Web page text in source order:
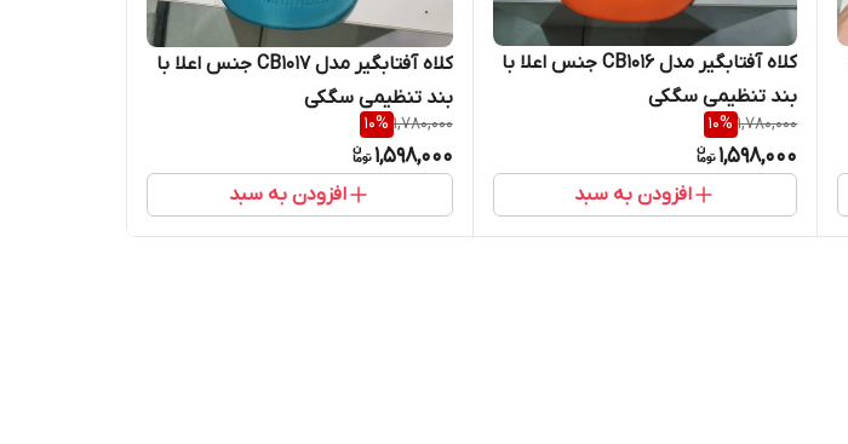
کلاه آفتابگیر مدل CB1016 جنس اعلا با
بند تنظیمی سگکی
1,780,000
10%
1,598,000
افزودن به سبد
کلاه آفتابگیر مدل CB1017 جنس اعلا با
بند تنظیمی سگکی
1,780,000
10%
1,598,000
افزودن به سبد